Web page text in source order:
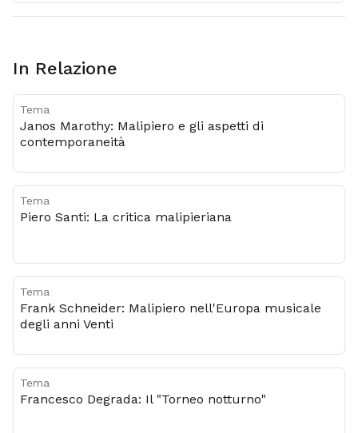
In Relazione
Tema
Janos Marothy: Malipiero e gli aspetti di
contemporaneità
Tema
Piero Santi: La critica malipieriana
Tema
Frank Schneider: Malipiero nell'Europa musicale
degli anni Venti
Tema
Francesco Degrada: Il "Torneo notturno"